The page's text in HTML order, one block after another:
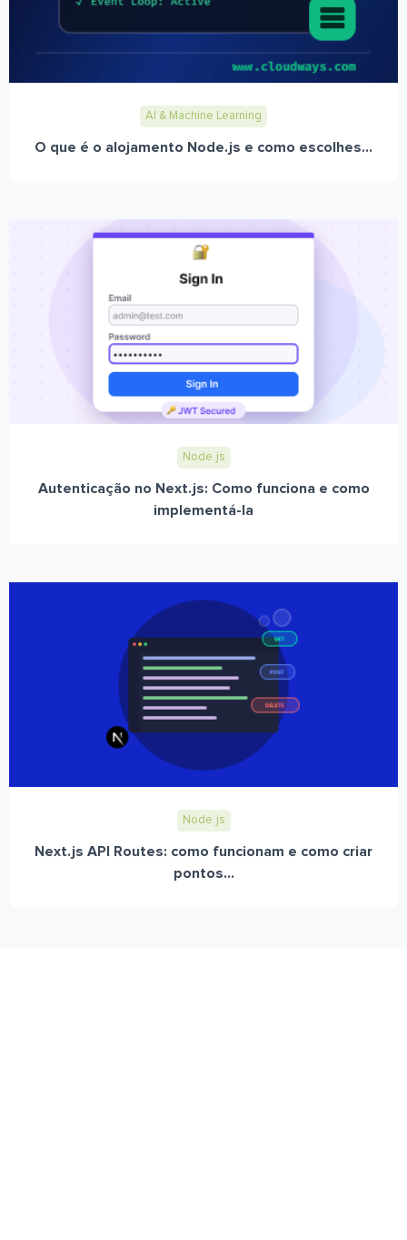
AI & Machine Learning
O que é o alojamento Node.js e como escolhes...
Node.js
Autenticação no Next.js: Como funciona e como
implementá-la
Node.js
Next.js API Routes: como funcionam e como criar
pontos...